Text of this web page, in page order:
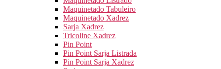
Maquinetado Tabuleiro
Maquinetado Xadrez
Sarja Xadrez
Tricoline Xadrez
Pin Point
Pin Point Sarja Listrada
Pin Point Sarja Xadrez